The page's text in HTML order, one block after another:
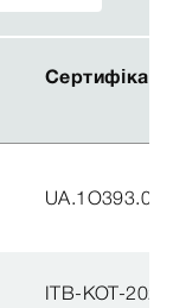
Сертифікат
Сертифікат
ITB-KOT-